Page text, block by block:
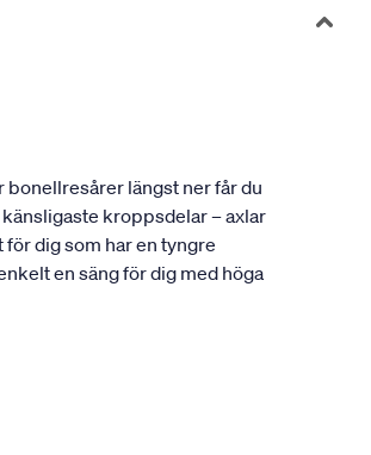
bonellresårer längst ner får du
kroppsdelar – axlar
dig som har en tyngre
en säng för dig med höga